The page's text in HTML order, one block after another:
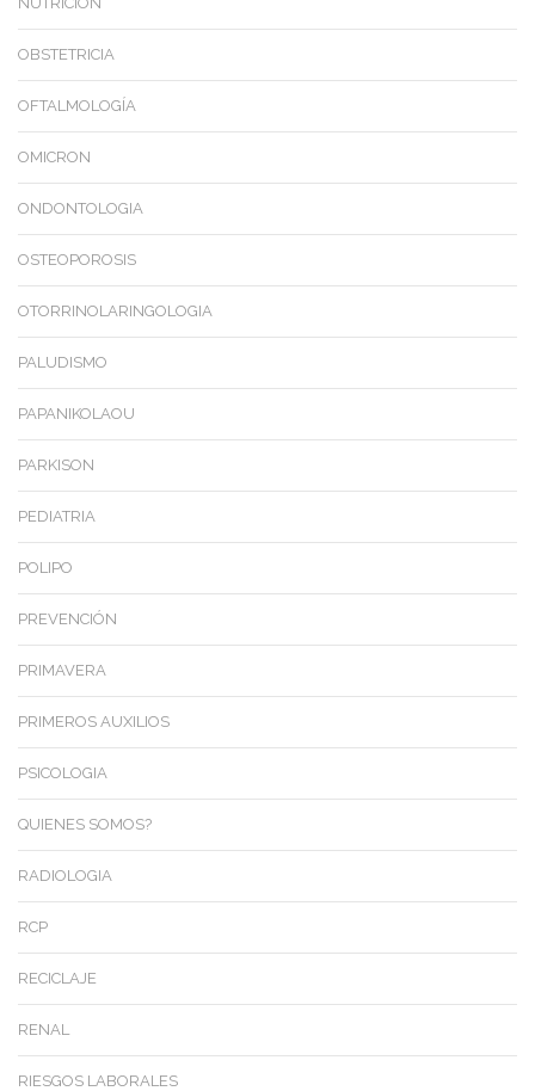
OBSTETRICIA
OFTALMOLOGÍA
OMICRON
ONDONTOLOGIA
OSTEOPOROSIS
OTORRINOLARINGOLOGIA
PALUDISMO
PAPANIKOLAOU
PARKISON
PEDIATRIA
POLIPO
PREVENCIÓN
PRIMAVERA
PRIMEROS AUXILIOS
PSICOLOGIA
QUIENES SOMOS?
RADIOLOGIA
RCP
RECICLAJE
RENAL
RIESGOS LABORALES